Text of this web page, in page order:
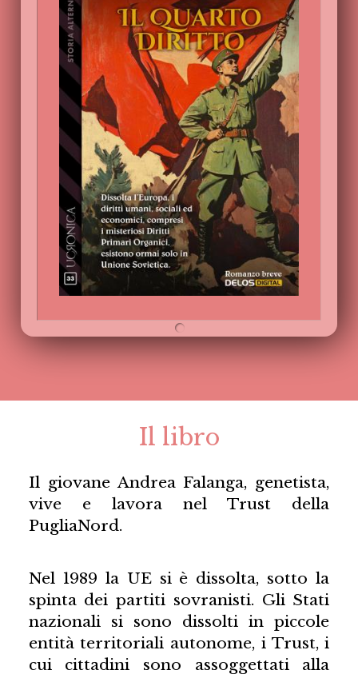
Il libro
Il giovane Andrea Falanga, genetista,
vive e lavora nel Trust della
PugliaNord.
Nel 1989 la UE si è dissolta, sotto la
spinta dei partiti sovranisti. Gli Stati
nazionali si sono dissolti in piccole
entità territoriali autonome, i Trust, i
cui cittadini sono assoggettati alla